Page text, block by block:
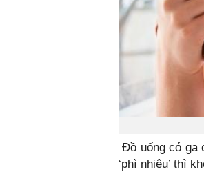
Đồ uống có ga
‘phì nhiêu’ thì